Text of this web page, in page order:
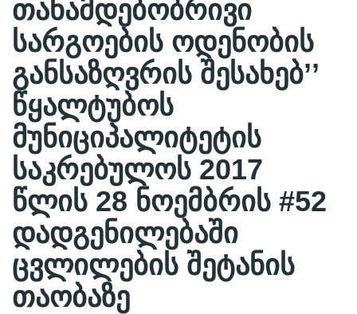
თანამდებობრივი
სარგოების ოდენობის
განსაზღვრის შესახებ’’
წყალტუბოს
მუნიციპალიტეტის
საკრებულოს 2017
წლის 28 ნოემბრის #52
დადგენილებაში
ცვლილების შეტანის
თაობაზე